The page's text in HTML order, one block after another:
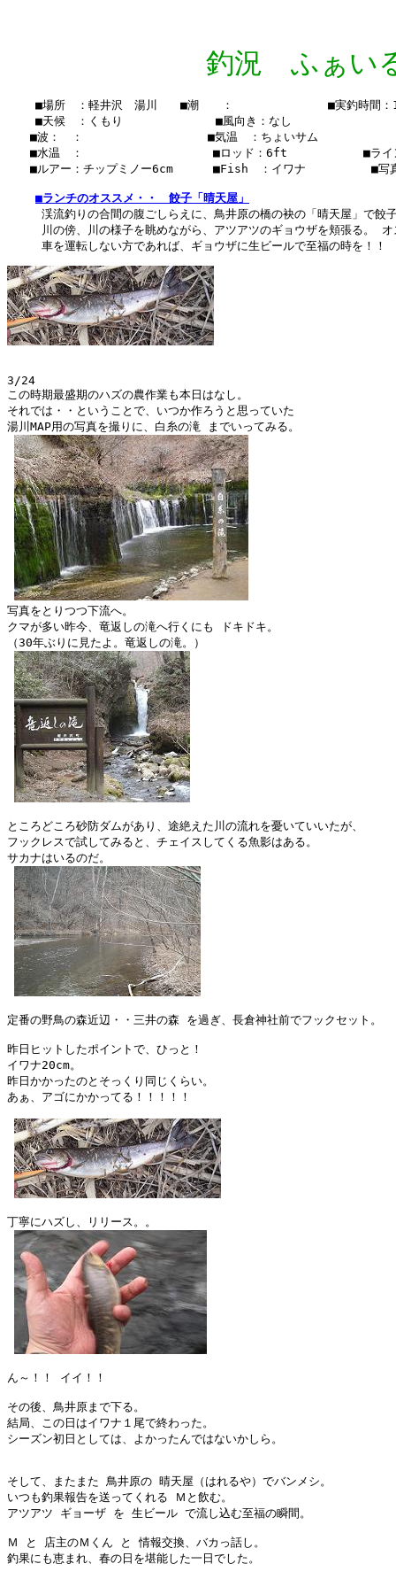
釣況 ふぁい
■場所　：軽井沢　湯川　　■潮　　：　　  　　　　　■実釣
    ■天候　：くもり　　 　    　　■風向き：なし
■波：　：　　　　　　　　   　■気温　：ちょいサム
■水温　：    　　　　　  　 　■ロッド：6ft 　　　　　　■ライ
■ルアー：チップミノー6cm　    ■Fish　：イワナ      　　■写真
■ランチのオススメ・・　餃子「晴天屋」
渓流釣りの合間の腹ごしらえに、鳥井原の橋の袂の「晴天屋」で餃
川の傍、川の様子を眺めながら、アツアツのギョウザを頬張る。 オ
3/24
この時期最盛期のハズの農作業も本日はなし。
それでは・・ということで、いつか作ろうと思っていた
湯川MAP用の写真を撮りに、白糸の滝 までいってみる。
写真をとりつつ下流へ。
クマが多い昨今、竜返しの滝へ行くにも ドキドキ。
（30年ぶりに見たよ。竜返しの滝。）
ところどころ砂防ダムがあり、途絶えた川の流れを憂いていいたが、
フックレスで試してみると、チェイスしてくる魚影はある。
サカナはいるのだ。
定番の野鳥の森近辺・・三井の森 を過ぎ、長倉神社前でフックセット。
昨日ヒットしたポイントで、ひっと！
イワナ20cm。
昨日かかったのとそっくり同じくらい。
あぁ、アゴにかかってる！！！！！
丁寧にハズし、リリース。。
ん～！！ イイ！！
その後、鳥井原まで下る。
結局、この日はイワナ１尾で終わった。
シーズン初日としては、よかったんではないかしら。
そして、またまた 鳥井原の 晴天屋（はれるや）でバンメシ。
いつも釣果報告を送ってくれる Ｍと飲む。
アツアツ ギョーザ を 生ビール で流し込む至福の瞬間。
Ｍ と 店主のＭくん と 情報交換、バカっ話し。
釣果にも恵まれ、春の日を堪能した一日でした。